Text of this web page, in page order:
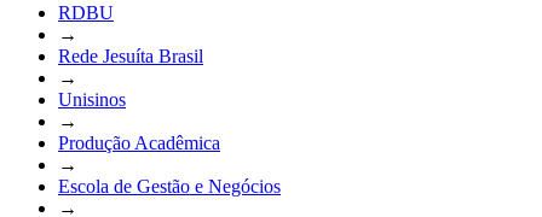
RDBU
→
Rede Jesuíta Brasil
→
Unisinos
→
Produção Acadêmica
→
Escola de Gestão e Negócios
→